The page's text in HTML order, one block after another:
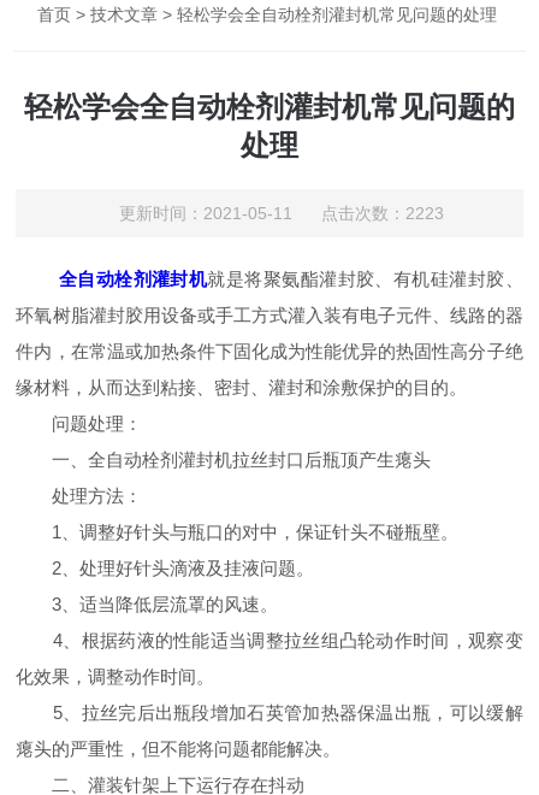
首页 >技术文章 > 轻松学会全自动栓剂灌封机常见问题的处理
轻松学会全自动栓剂灌封机常见问题的
处理
更新时间：2021-05-11 点击次数：2223
全自动栓剂灌封机就是将聚氨酯灌封胶、有机硅灌封胶、
环氧树脂灌封胶用设备或手工方式灌入装有电子元件、线路的器
件内，在常温或加热条件下固化成为性能优异的热固性高分子绝
缘材料，从而达到粘接、密封、灌封和涂敷保护的目的。
问题处理：
一、全自动栓剂灌封机拉丝封口后瓶顶产生瘪头
处理方法：
1、调整好针头与瓶口的对中，保证针头不碰瓶壁。
2、处理好针头滴液及挂液问题。
3、适当降低层流罩的风速。
4、根据药液的性能适当调整拉丝组凸轮动作时间，观察变
化效果，调整动作时间。
5、拉丝完后出瓶段增加石英管加热器保温出瓶，可以缓解
瘪头的严重性，但不能将问题都能解决。
二、灌装针架上下运行存在抖动